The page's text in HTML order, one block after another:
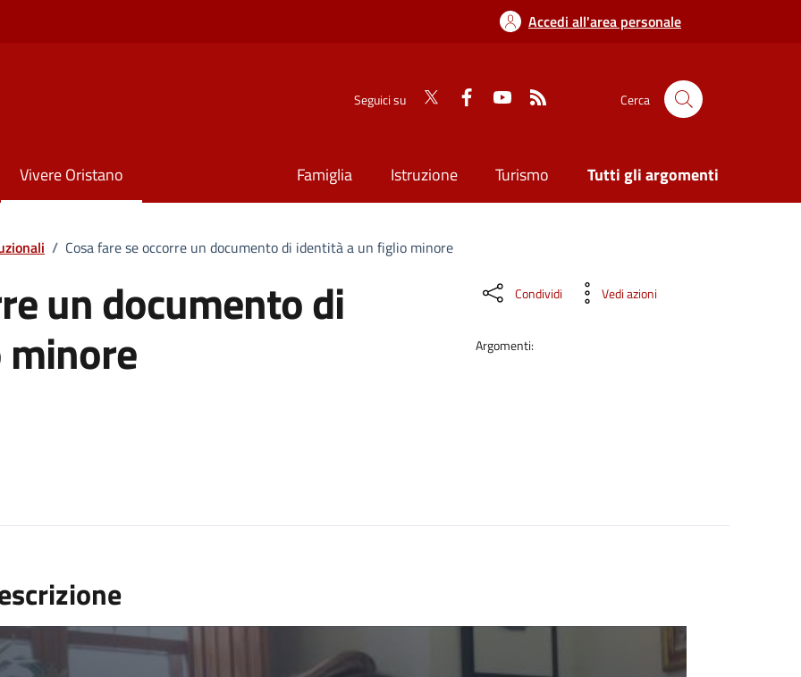
Accedi all'area personale
Seguici su Cerca
Vivere Oristano Famiglia Istruzione Turismo Tutti gli argomenti
/ Cosa fare se occorre un documento di identità a un figlio minore
un documento di Condividi Vedi azioni
Argomenti: